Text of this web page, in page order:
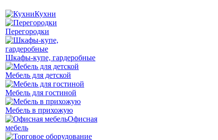
Кухни
Перегородки
Шкафы-купе, гардеробные
Мебель для детской
Мебель для гостиной
Мебель в прихожую
Офисная
мебель